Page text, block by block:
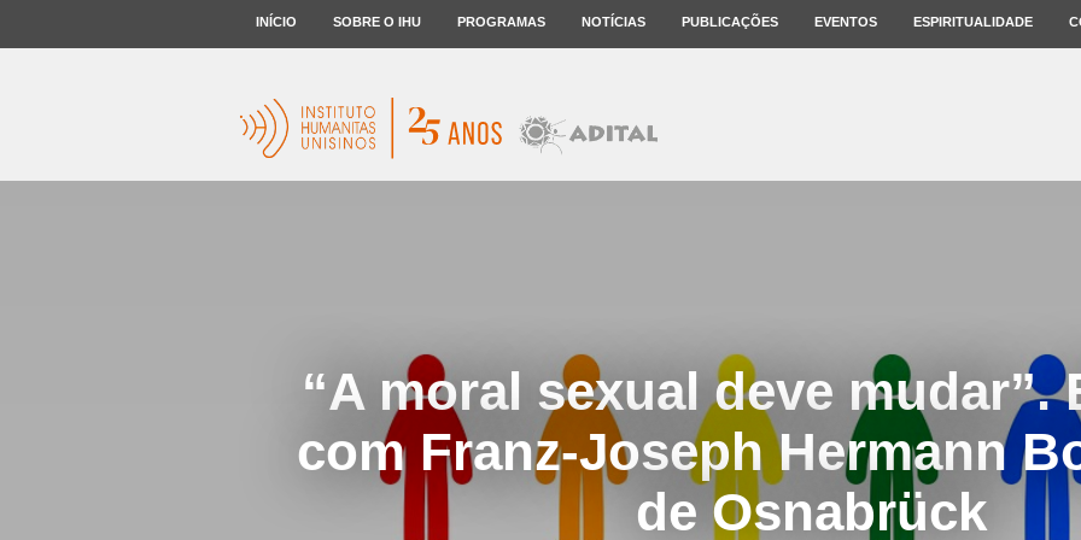
INÍCIO SOBRE O IHU PROGRAMAS NOTÍCIAS PUBLICAÇÕES EVENTOS ESPIRITUALIDADE
“A moral sexual deve mudar”.
com Franz-Joseph Hermann
de Osnabrück